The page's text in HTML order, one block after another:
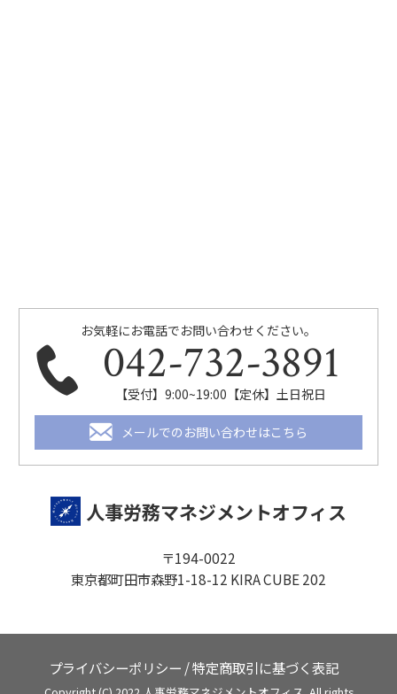
お気軽にお電話でお問い合わせください。
042-732-3891
【受付】9:00~19:00【定休】土日祝日
メールでのお問い合わせはこちら
人事労務マネジメントオフィス
〒194-0022
東京都町田市森野1-18-12 KIRA CUBE 202
プライバシーポリシー /特定商取引に基づく表記